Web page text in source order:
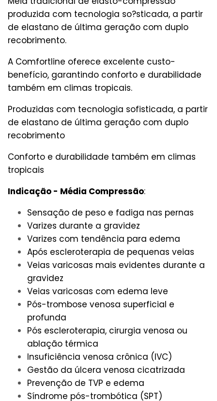
produzida com tecnologia so?sticada, a partir
de elastano de última geração com duplo
recobrimento.
A Comfortline oferece excelente custo-
benefício, garantindo conforto e durabilidade
também em climas tropicais.
Produzidas com tecnologia sofisticada, a partir
de elastano de última geração com duplo
recobrimento
Conforto e durabilidade também em climas
tropicais
Indicação - Média Compressão:
Sensação de peso e fadiga nas pernas
Varizes durante a gravidez
Varizes com tendência para edema
Após escleroterapia de pequenas veias
Veias varicosas mais evidentes durante a
gravidez
Veias varicosas com edema leve
Pós-trombose venosa superficial e
profunda
Pós escleroterapia, cirurgia venosa ou
ablação térmica
Insuficiência venosa crônica (IVC)
Gestão da úlcera venosa cicatrizada
Prevenção de TVP e edema
Síndrome pós-trombótica (SPT)